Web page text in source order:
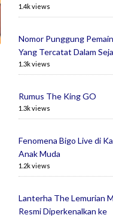
1.4k views
Nomor Punggung
Yang Tercatat Dalam
1.3k views
Rumus The King GO
1.3k views
Fenomena Bigo Live di
Anak Muda
1.2k views
Lanterha The Lemurian
Resmi Diperkenalkan ke